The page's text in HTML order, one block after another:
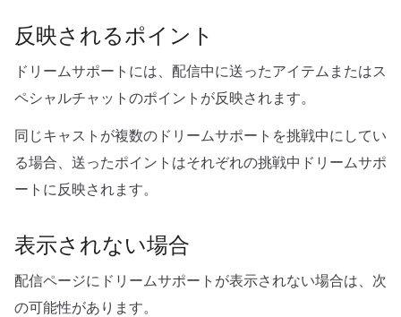
反映されるポイント
ドリームサポートには、配信中に送ったアイテムまたはス
ペシャルチャットのポイントが反映されます。
同じキャストが複数のドリームサポートを挑戦中にしてい
る場合、送ったポイントはそれぞれの挑戦中ドリームサポ
ートに反映されます。
表示されない場合
配信ページにドリームサポートが表示されない場合は、次
の可能性があります。